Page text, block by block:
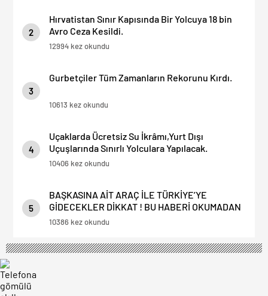
2
Hırvatistan Sınır Kapısında Bir Yolcuya 18 bin
Avro Ceza Kesildi.
12994 kez okundu
3
Gurbetçiler Tüm Zamanların Rekorunu Kırdı.
10613 kez okundu
4
Uçaklarda Ücretsiz Su İkrâmı,Yurt Dışı
Uçuşlarında Sınırlı Yolculara Yapılacak.
10406 kez okundu
5
BAŞKASINA AİT ARAÇ İLE TÜRKİYE’YE
GİDECEKLER DİKKAT ! BU HABERİ OKUMADAN
YOLA ÇIKMAYIN.
10386 kez okundu